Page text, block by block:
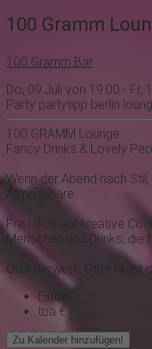
100 Gramm
100 Gramm Bar
Do, 09.Juli von 19:00 - Fr,
Party partytipp berlin
100 GRAMM Lounge
Fancy Drinks & Lovely
Wenn der Abend nach
Atmosphäre.
Freu dich auf kreative
Menschen und Drinks, die
Ob Afterwork, Date Night
Eintritt
tba €
Zu Kalender hinzufügen!